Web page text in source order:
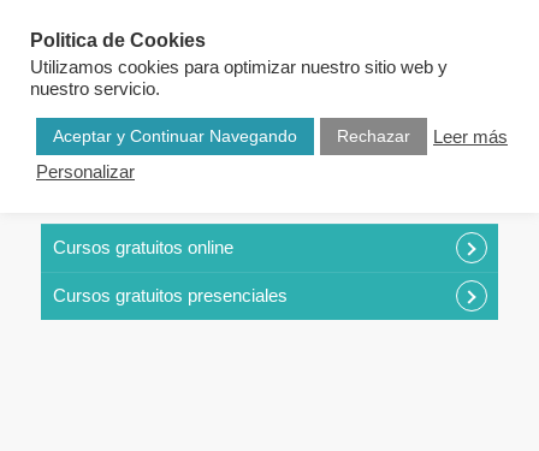
Cursos gratuitos online
Cursos gratuitos presenciales
Politica de Cookies
Utilizamos cookies para optimizar nuestro sitio web y
nuestro servicio.
Aceptar y Continuar Navegando Rechazar
Leer más
Personalizar